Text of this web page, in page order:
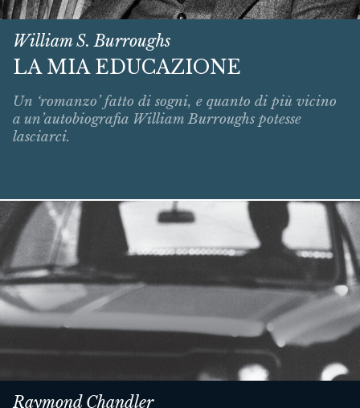
William S. Burroughs
LA MIA EDUCAZIONE
Un ‘romanzo’ fatto di sogni, e quanto di più vicino
a un’autobiografia William Burroughs potesse
lasciarci.
Raymond Chandler